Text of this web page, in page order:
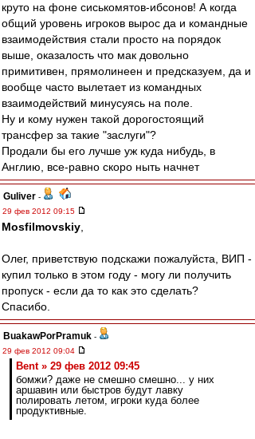
круто на фоне сиськомятов-ибсонов! А когда
общий уровень игроков вырос да и командные
взаимодействия стали просто на порядок
выше, оказалость что мак довольно
примитивен, прямолинеен и предсказуем, да и
вообще часто вылетает из командных
взаимодействий минусуясь на поле.
Ну и кому нужен такой дорогостоящий
трансфер за такие "заслуги"?
Продали бы его лучше уж куда нибудь, в
Англию, все-равно скоро ныть начнет
Guliver -
29 фев 2012 09:15
Mosfilmovskiy
Олег, приветствую подскажи пожалуйста, ВИП -
купил только в этом году - могу ли получить
пропуск - если да то как это сделать?
Спасибо.
BuakawPorPramuk -
29 фев 2012 09:04
Bent » 29 фев 2012 09:45
бомжи? даже не смешно смешно... у них
аршавин или быстров будут лавку
полировать летом, игроки куда более
продуктивные.